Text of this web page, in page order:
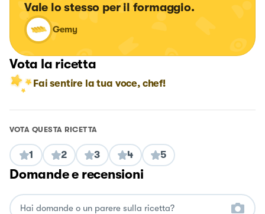
Vale lo stesso per il formaggio.
Gemy
Vota la ricetta
Fai sentire la tua voce, chef!
VOTA QUESTA RICETTA
1 2 3 4 5
Domande e recensioni